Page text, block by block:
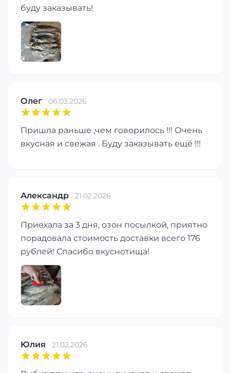
буду заказывать!
Олег 06.03.2026
Пришла раньше ,чем говорилось !!! Очень
вкусная и свежая . Буду заказывать ещё !!!
Александр 21.02.2026
Приехала за 3 дня, озон посылкой, приятно
порадовала стоимость доставки всего 176
рублей! Спасибо вкуснотища!
Юлия 21.02.2026